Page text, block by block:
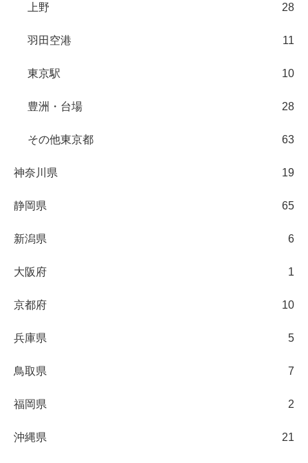
上野 28
羽田空港 11
東京駅 10
豊洲・台場 28
その他東京都 63
神奈川県 19
静岡県 65
新潟県 6
大阪府 1
京都府 10
兵庫県 5
鳥取県 7
福岡県 2
沖縄県 21